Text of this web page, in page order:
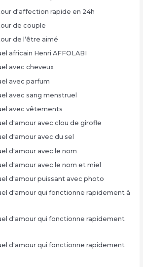
d'affection rapide en 24h
de couple
de l’être aimé
africain Henri AFFOLABI
avec cheveux
avec parfum
avec sang menstruel
avec vêtements
d'amour avec clou de girofle
d'amour avec du sel
d'amour avec le nom
d'amour avec le nom et miel
d'amour puissant avec photo
d'amour qui fonctionne rapidement à
d'amour qui fonctionne rapidement
d'amour qui fonctionne rapidement